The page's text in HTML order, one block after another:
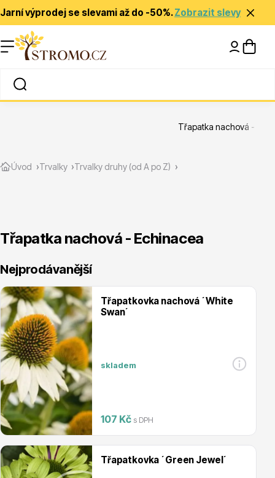
Jarní výprodej se slevami až do -50%.Zobrazit slevy
Rady a tipy
Vřesovištní rostliny
Vánoční stromky v květináčích a řezané
Úvod Trvalky Trvalky druhy (od A po Z)
Třapatka nachová -
Třapatka nachová - Echinacea
Nejprodávanější
Třapatkovka nachová ´White
Swan´
skladem
107 Kč s DPH
Třapatkovka ´Green Jewel´